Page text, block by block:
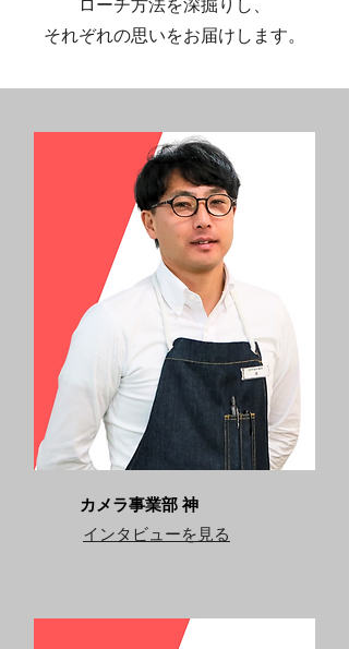
ローチ方法を深掘りし、
それぞれの思いをお届けします。
カメラ事業部 神
​インタビューを見る